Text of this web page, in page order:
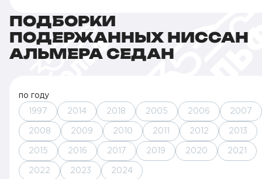
ПОДБОРКИ
ПОДЕРЖАННЫХ НИССАН
АЛЬМЕРА СЕДАН
по году
1997 2014 2018 2005 2006 2007
2008 2009 2010 2011 2012 2013
2015 2016 2017 2019 2020 2021
2022 2023 2024